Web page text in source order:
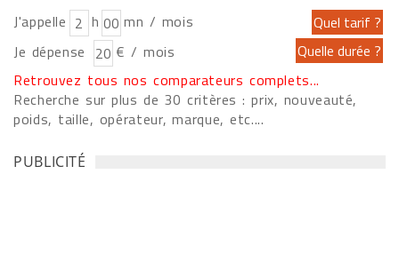
J'appelle h
mn / mois
Je dépense
€ / mois
Retrouvez tous nos comparateurs complets...
Recherche sur plus de 30 critères : prix, nouveauté,
poids, taille, opérateur, marque, etc....
PUBLICITÉ